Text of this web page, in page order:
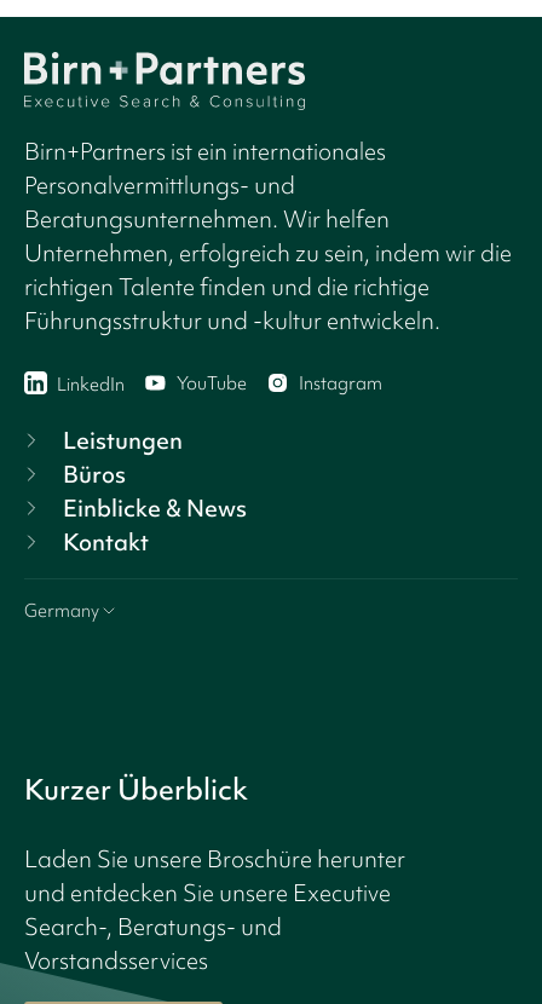
Birn+Partners ist ein internationales
Personalvermittlungs- und
Beratungsunternehmen. Wir helfen
Unternehmen, erfolgreich zu sein, indem wir die
richtigen Talente finden und die richtige
Führungsstruktur und -kultur entwickeln.
LinkedIn YouTube Instagram
Leistungen
Büros
Einblicke & News
Kontakt
Germany
Kurzer Überblick
Laden Sie unsere Broschüre herunter
und entdecken Sie unsere Executive
Search-, Beratungs- und
Vorstandsservices